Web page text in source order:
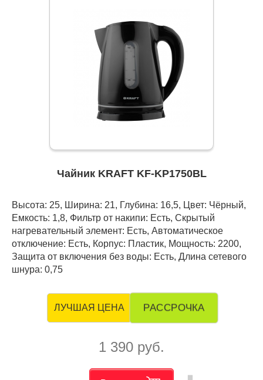
Чайник KRAFT KF-KP1750BL
Высота: 25, Ширина: 21, Глубина: 16,5, Цвет: Чёрный,
Емкость: 1,8, Фильтр от накипи: Есть, Скрытый
нагревательный элемент: Есть, Автоматическое
отключение: Есть, Корпус: Пластик, Мощность: 2200,
Защита от включения без воды: Есть, Длина сетевого
шнура: 0,75
ЛУЧШАЯ ЦЕНА РАССРОЧКА
1 390 руб.